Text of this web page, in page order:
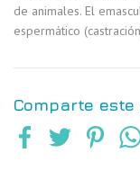
de animales. El
espermático
Comparte